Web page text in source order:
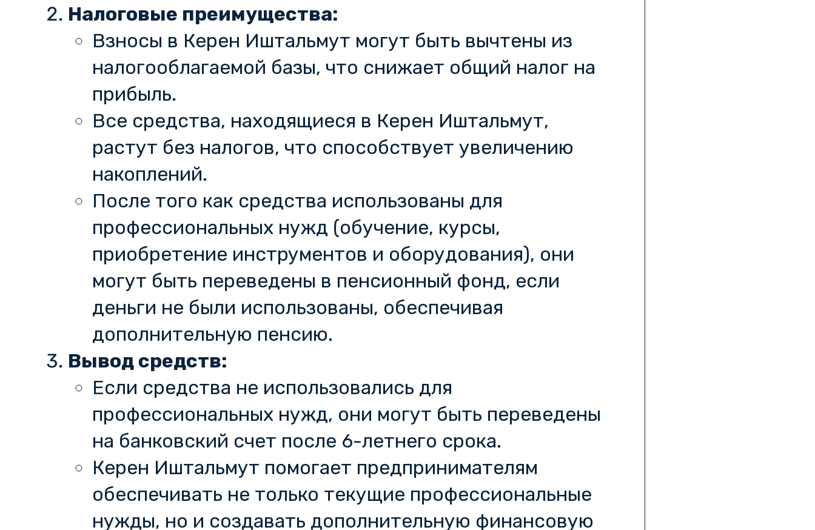
Налоговые преимущества:
Взносы в Керен Иштальмут могут быть вычтены из
налогооблагаемой базы, что снижает общий налог на
прибыль.
Все средства, находящиеся в Керен Иштальмут,
растут без налогов, что способствует увеличению
накоплений.
После того как средства использованы для
профессиональных нужд (обучение, курсы,
приобретение инструментов и оборудования), они
могут быть переведены в пенсионный фонд, если
деньги не были использованы, обеспечивая
дополнительную пенсию.
Вывод средств:
Если средства не использовались для
профессиональных нужд, они могут быть переведены
на банковский счет после 6-летнего срока.
Керен Иштальмут помогает предпринимателям
обеспечивать не только текущие профессиональные
нужды, но и создавать дополнительную финансовую